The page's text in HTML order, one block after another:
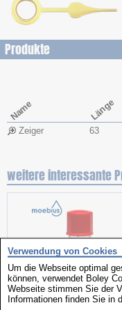
Produkte
Name Länge
Zeiger 63
weitere interessante
Verwendung von Cookies
Um die Webseite optimal
können, verwendet Boley
Webseite stimmen Sie der
Informationen finden Sie in